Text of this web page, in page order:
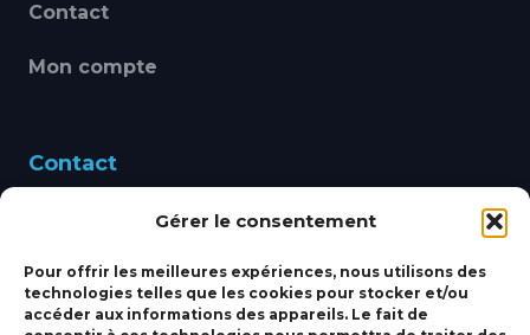
Gérer le consentement
Pour offrir les meilleures expériences, nous utilisons des
technologies telles que les cookies pour stocker et/ou
accéder aux informations des appareils. Le fait de
Contact
Mon compte
Contact
460 Avenue Alain Le
bbsmarine@bbs-